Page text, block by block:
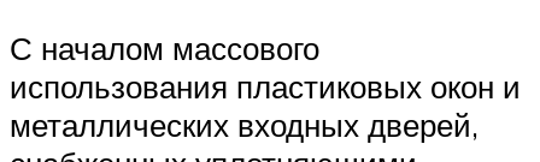
С началом массового
использования пластиковых окон и
металлических входных дверей,